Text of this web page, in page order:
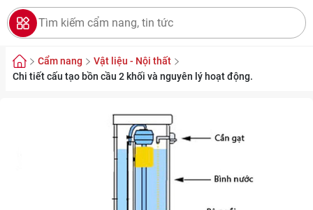
Cẩm nang
Vật liệu - Nội thất
Chi tiết cấu tạo bồn cầu 2 khối và nguyên lý hoạt động.